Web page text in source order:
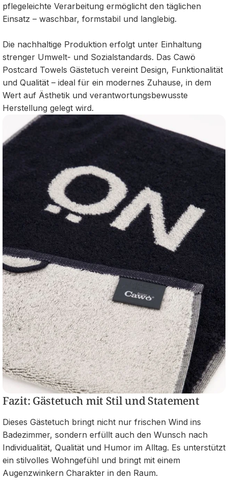
pflegeleichte Verarbeitung ermöglicht den täglichen
Einsatz – waschbar, formstabil und langlebig.
Die nachhaltige Produktion erfolgt unter Einhaltung
strenger Umwelt- und Sozialstandards. Das Cawö
Postcard Towels Gästetuch vereint Design, Funktionalität
und Qualität – ideal für ein modernes Zuhause, in dem
Wert auf Ästhetik und verantwortungsbewusste
Herstellung gelegt wird.
Fazit: Gästetuch mit Stil und Statement
Dieses Gästetuch bringt nicht nur frischen Wind ins
Badezimmer, sondern erfüllt auch den Wunsch nach
Individualität, Qualität und Humor im Alltag. Es unterstützt
ein stilvolles Wohngefühl und bringt mit einem
Augenzwinkern Charakter in den Raum.